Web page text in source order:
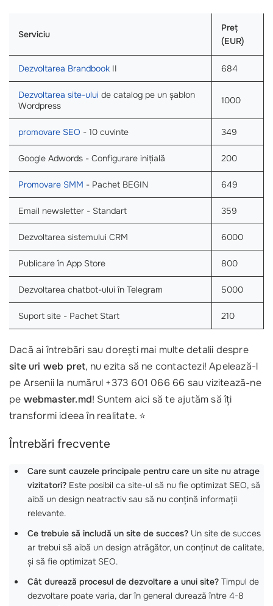
Serviciu
Preț
(EUR)
Dezvoltarea Brandbook II 684
Dezvoltarea site-ului de catalog pe un șablon
Wordpress
1000
promovare SEO - 10 cuvinte 349
Google Adwords - Configurare inițială 200
Promovare SMM - Pachet BEGIN 649
Email newsletter - Standart 359
Dezvoltarea sistemului CRM 6000
Publicare în App Store 800
Dezvoltarea chatbot-ului în Telegram 5000
Suport site - Pachet Start 210
Dacă ai întrebări sau dorești mai multe detalii despre
site uri web pret, nu ezita să ne contactezi! Apelează-l
pe Arsenii la numărul +373 601 066 66 sau vizitează-ne
pe webmaster.md! Suntem aici să te ajutăm să îți
transformi ideea în realitate. ⭐
Întrebări frecvente
Care sunt cauzele principale pentru care un site nu atrage
vizitatori? Este posibil ca site-ul să nu fie optimizat SEO, să
aibă un design neatractiv sau să nu conțină informații
relevante.
Ce trebuie să includă un site de succes? Un site de succes
ar trebui să aibă un design atrăgător, un conținut de calitate,
și să fie optimizat SEO.
Cât durează procesul de dezvoltare a unui site? Timpul de
dezvoltare poate varia, dar în general durează între 4-8